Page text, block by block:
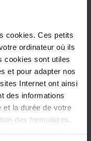
cookies. Ces petits
ordinateur où ils
cookies sont utiles
et pour adapter nos
Internet ont ainsi
des informations
et la durée de votre
des formulaires,
ils rendent votre
de vie. Cela
et bien d'autres
En même temps,
s'accumuler dans votre
550 . Cela prolonge la